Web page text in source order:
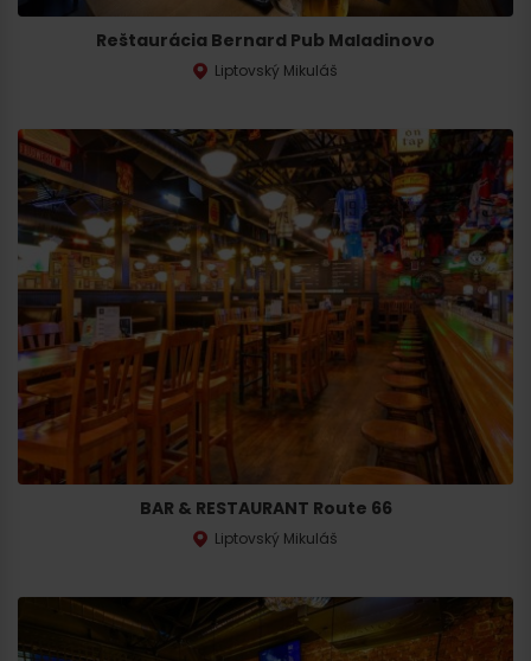
Reštaurácia Bernard Pub Maladinovo
Liptovský Mikuláš
BAR & RESTAURANT Route 66
Liptovský Mikuláš